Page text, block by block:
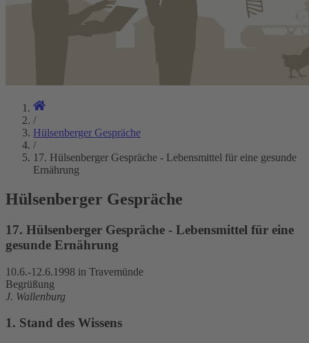
/
Hülsenberger Gespräche
/
17. Hülsenberger Gespräche - Lebensmittel für eine gesunde
Ernährung
Hülsenberger Gespräche
17. Hülsenberger Gespräche - Lebensmittel für eine
gesunde Ernährung
10.6.-12.6.1998 in Travemünde
Begrüßung
J. Wallenburg
1. Stand des Wissens